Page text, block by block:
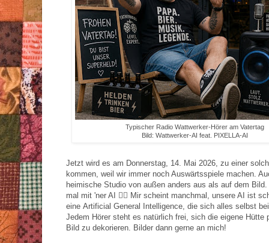
Typischer Radio Wattwerker-Hörer am Vatertag
Bild: Wattwerker-AI feat. PIXELLA-AI
Jetzt wird es am Donnerstag, 14. Mai 2026, zu einer
kommen, weil wir immer noch Auswärtsspiele machen.
heimische Studio von außen anders aus als auf dem
mal mit 'ner AI 🤷‍♂️ Mir scheint manchmal, unsere AI ist
eine Artificial General Intelligence, die sich alles selbst
Jedem Hörer steht es natürlich frei, sich die eigene Hütte
Bild zu dekorieren. Bilder dann gerne an mich!